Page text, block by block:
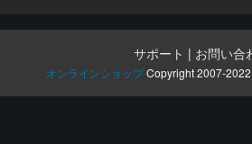
サポート | お問い合
オンラインショップCopyright 2007-